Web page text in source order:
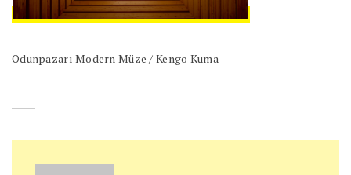
Odunpazarı Modern Müze / Kengo Kuma